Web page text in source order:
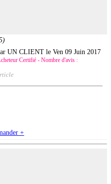
)
UN CLIENT leVen 09 Juin 2017
Certifié - Nombre d'avis :
+